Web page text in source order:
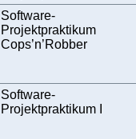
Software-
Projektpraktikum
Cops’n’Robber
Software-
Projektpraktikum I